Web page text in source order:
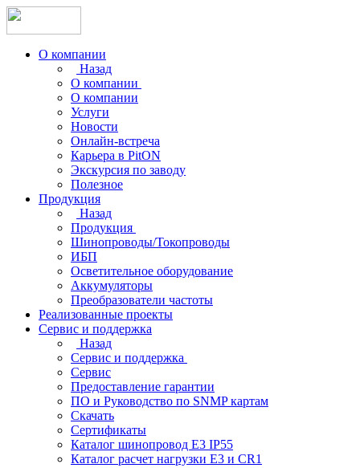
О компании
Назад
О компании
О компании
Услуги
Новости
Онлайн-встреча
Карьера в PitON
Экскурсия по заводу
Полезное
Продукция
Назад
Продукция
Шинопроводы/Токопроводы
ИБП
Осветительное оборудование
Аккумуляторы
Преобразователи частоты
Реализованные проекты
Сервис и поддержка
Назад
Сервис и поддержка
Сервис
Предоставление гарантии
ПО и Руководство по SNMP картам
Скачать
Сертификаты
Каталог шинопровод E3 IP55
Каталог расчет нагрузки Е3 и CR1